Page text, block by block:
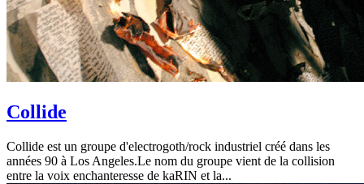
Collide
Collide est un groupe d'electrogoth/rock industriel créé dans les
années 90 à Los Angeles.Le nom du groupe vient de la collision
entre la voix enchanteresse de kaRIN et la...